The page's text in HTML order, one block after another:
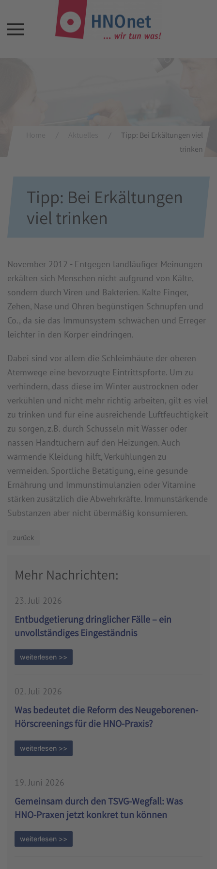
Tipp: Bei Erkältungen viel
trinken
Tipp: Bei Erkältungen
viel trinken
November 2012 - Entgegen landläufiger Meinungen
erkälten sich Menschen nicht aufgrund von Kälte,
sondern durch Viren und Bakterien. Kalte Finger,
Zehen, Nase und Ohren begünstigen Schnupfen und
Co., da sie das Immunsystem schwächen und Erreger
leichter in den Körper eindringen.
Dabei sind vor allem die Schleimhäute der oberen
Atemwege eine bevorzugte Eintrittspforte. Um zu
verhindern, dass diese im Winter austrocknen oder
verkühlen und nicht mehr richtig arbeiten, gilt es viel
zu trinken und für eine ausreichende Luftfeuchtigkeit
zu sorgen, z.B. durch Schüsseln mit Wasser oder
nassen Handtüchern auf den Heizungen. Auch
wärmende Kleidung hilft, Verkühlungen zu
vermeiden. Sportliche Betätigung, eine gesunde
Ernährung und Immunstimulanzien oder Vitamine
stärken zusätzlich die Abwehrkräfte. Immunstärkende
Substanzen aber nicht übermäßig konsumieren.
zurück
Mehr Nachrichten:
23. Juli 2026
Entbudgetierung dringlicher Fälle – ein
unvollständiges Eingeständnis
weiterlesen >>
02. Juli 2026
Was bedeutet die Reform des Neugeborenen-
Hörscreenings für die HNO-Praxis?
weiterlesen >>
19. Juni 2026
Gemeinsam durch den TSVG-Wegfall: Was
HNO-Praxen jetzt konkret tun können
weiterlesen >>